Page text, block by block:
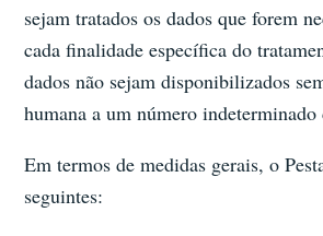
sejam tratados os dados que forem
cada finalidade específica do
dados não sejam disponibilizados
humana a um número indeterminado
Em termos de medidas gerais, o
seguintes: